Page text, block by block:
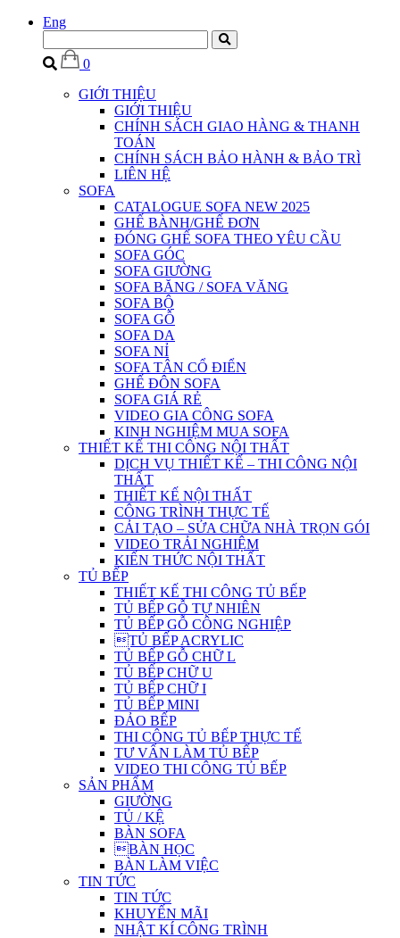
Eng
0
GIỚI THIỆU
GIỚI THIỆU
CHÍNH SÁCH GIAO HÀNG & THANH
TOÁN
CHÍNH SÁCH BẢO HÀNH & BẢO TRÌ
LIÊN HỆ
SOFA
CATALOGUE SOFA NEW 2025
GHẾ BÀNH/GHẾ ĐƠN
ĐÓNG GHẾ SOFA THEO YÊU CẦU
SOFA GÓC
SOFA GIƯỜNG
SOFA BĂNG / SOFA VĂNG
SOFA BỘ
SOFA GỖ
SOFA DA
SOFA NỈ
SOFA TÂN CỔ ĐIỂN
GHẾ ĐÔN SOFA
SOFA GIÁ RẺ
VIDEO GIA CÔNG SOFA
KINH NGHIỆM MUA SOFA
THIẾT KẾ THI CÔNG NỘI THẤT
DỊCH VỤ THIẾT KẾ – THI CÔNG NỘI
THẤT
THIẾT KẾ NỘI THẤT
CÔNG TRÌNH THỰC TẾ
CẢI TẠO – SỬA CHỮA NHÀ TRỌN GÓI
VIDEO TRẢI NGHIỆM
KIẾN THỨC NỘI THẤT
TỦ BẾP
THIẾT KẾ THI CÔNG TỦ BẾP
TỦ BẾP GỖ TỰ NHIÊN
TỦ BẾP GỖ CÔNG NGHIỆP
TỦ BẾP ACRYLIC
TỦ BẾP GỖ CHỮ L
TỦ BẾP CHỮ U
TỦ BẾP CHỮ I
TỦ BẾP MINI
ĐẢO BẾP
THI CÔNG TỦ BẾP THỰC TẾ
TƯ VẤN LÀM TỦ BẾP
VIDEO THI CÔNG TỦ BẾP
SẢN PHẨM
GIƯỜNG
TỦ / KỆ
BÀN SOFA
BÀN HỌC
BÀN LÀM VIỆC
TIN TỨC
TIN TỨC
KHUYẾN MÃI
NHẬT KÍ CÔNG TRÌNH